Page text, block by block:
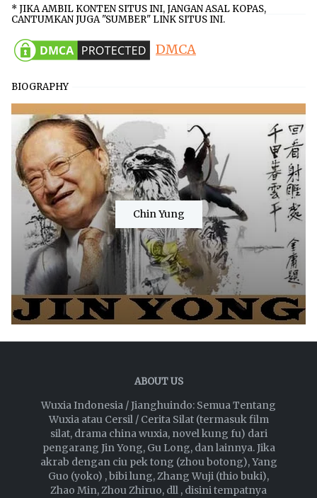
* JIKA AMBIL KONTEN SITUS INI, JANGAN ASAL KOPAS,
CANTUMKAN JUGA "SUMBER" LINK SITUS INI.
DMCA
BIOGRAPHY
Chin Yung
ABOUT US
Wuxia Indonesia / Jianghuindo: Semua Tentang
Wuxia atau Cersil / Cerita Silat (termasuk film
silat, drama china wuxia, novel kung fu) dari
pengarang Jin Yong, Gu Long, dan lainnya. Jika
akrab dengan ciu pek tong (zhou botong), Yang
Guo (yoko) , bibi lung, Zhang Wuji (thio buki),
Zhao Min, Zhou Zhiruo, dll , disini tempatnya